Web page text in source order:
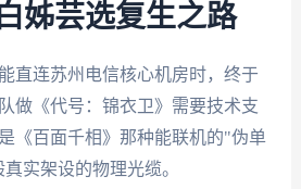
姊芸选复生之路
直连苏州电信核心机房时，终于
做《代号：锦衣卫》需要技术支
《百面千相》那种能联机的"伪单
实架设的物理光缆。